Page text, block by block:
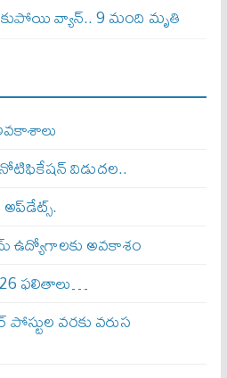
వ్యాన్‌.. 9 మంది మృతి
విడుదల..
ఉద్యోగాలకు అవకాశం
ఫలితాలు…
వరకు వరుస